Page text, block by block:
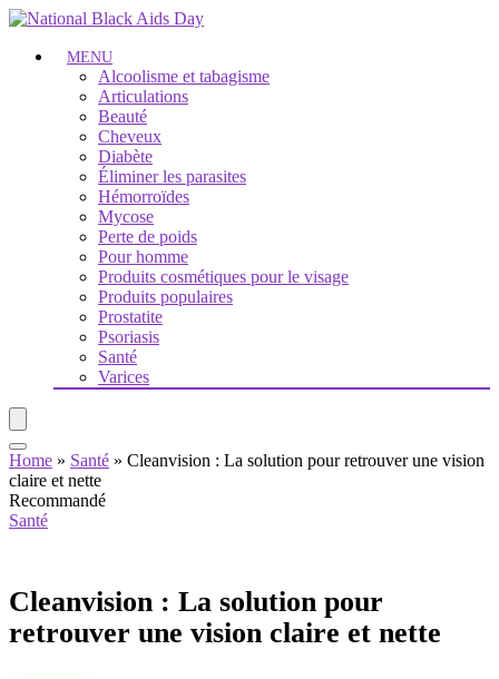
MENU
Alcoolisme et tabagisme
Articulations
Beauté
Cheveux
Diabète
Éliminer les parasites
Hémorroïdes
Mycose
Perte de poids
Pour homme
Produits cosmétiques pour le visage
Produits populaires
Prostatite
Psoriasis
Santé
Varices
Home » Santé » Cleanvision : La solution pour retrouver une vision
claire et nette
Recommandé
Santé
Cleanvision : La solution pour
retrouver une vision claire et nette